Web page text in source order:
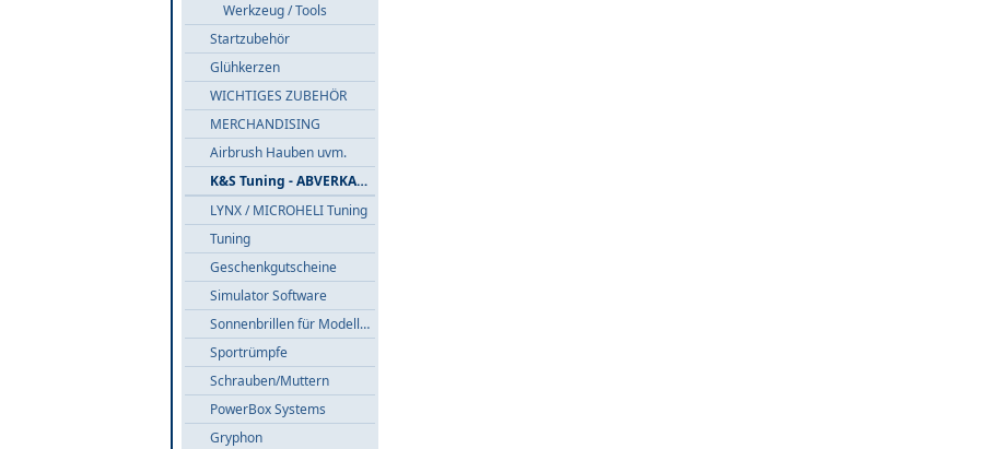
Werkzeug / Tools
Startzubehör
Glühkerzen
WICHTIGES ZUBEHÖR
MERCHANDISING
Airbrush Hauben uvm.
K&S Tuning - ABVERKAUF
LYNX / MICROHELI Tuning
Tuning
Geschenkgutscheine
Simulator Software
Sonnenbrillen für Modellflieger
Sportrümpfe
Schrauben/Muttern
PowerBox Systems
Gryphon